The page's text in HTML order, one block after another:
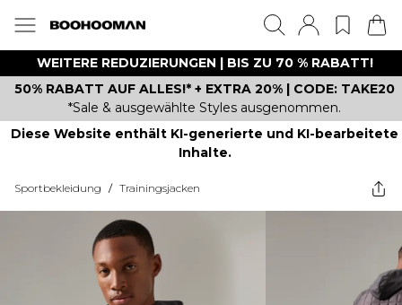
WEITERE REDUZIERUNGEN | BIS ZU 70 % RABATT!
50% RABATT AUF ALLES!* + EXTRA 20% | CODE: TAKE20
*Sale & ausgewählte Styles ausgenommen.
Diese Website enthält KI-generierte und KI-bearbeitete
Inhalte.
Sportbekleidung / Trainingsjacken